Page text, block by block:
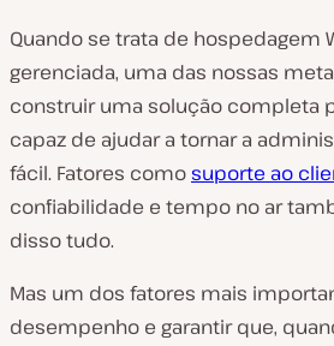
Quando se trata de hospedagem
gerenciada, uma das nossas
construir uma solução completa
capaz de ajudar a tornar a
fácil. Fatores comosuporte ao
confiabilidade e tempo no ar
disso tudo.
Mas um dos fatores mais
desempenho e garantir que,